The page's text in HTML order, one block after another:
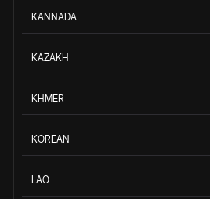
KANNADA
KAZAKH
KHMER
KOREAN
LAO